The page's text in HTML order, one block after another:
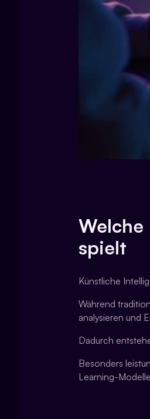
spielt
Künstliche
Während
analysieren und
Dadurch
Besonders
Learning-